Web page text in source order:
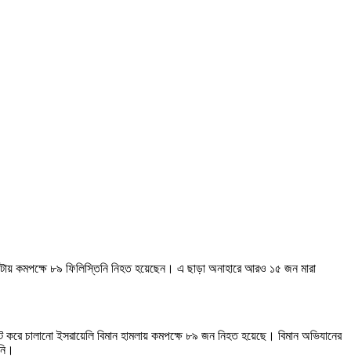
কমপক্ষে ৮৯ ফিলিস্তিনি নিহত হয়েছেন। এ ছাড়া অনাহারে আরও ১৫ জন মারা
করে চালানো ইসরায়েলি বিমান হামলায় কমপক্ষে ৮৯ জন নিহত হয়েছে। বিমান অভিযানের